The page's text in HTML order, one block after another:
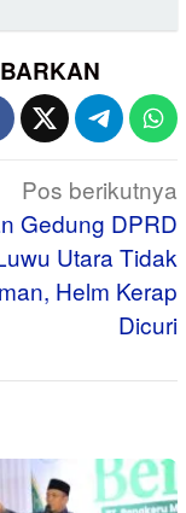
Pos berikutnya
Gedung DPRD
Utara Tidak
Helm Kerap
Dicuri